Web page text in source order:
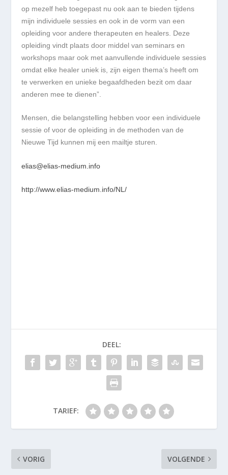
op mezelf heb toegepast nu ook aan te bieden tijdens
mijn individuele sessies en ook in de vorm van een
opleiding voor andere therapeuten en healers. Deze
opleiding vindt plaats door middel van seminars en
workshops maar ook met aanvullende individuele sessies
omdat elke healer uniek is, zijn eigen thema’s heeft om
te verwerken en unieke begaafdheden bezit om daar
anderen mee te dienen”.
Mensen, die belangstelling hebben voor een individuele
sessie of voor de opleiding in de methoden van de
Nieuwe Tijd kunnen mij een mailtje sturen.
elias@elias-medium.info
http://www.elias-medium.info/NL/
DEEL:
TARIEF:
VORIG VOLGENDE